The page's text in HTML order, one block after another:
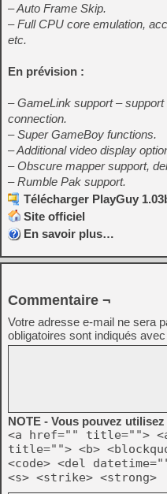
– Auto Frame Skip.
– Full CPU core emulation,
etc.
En prévision :
– GameLink support –
connection.
– Super GameBoy functions.
– Additional video display
– Obscure mapper support,
– Rumble Pak support.
Télécharger PlayGuy
Site officiel
En savoir plus…
Commentaire ¬
Votre adresse e-mail ne sera
obligatoires sont indiqués avec
NOTE - Vous pouvez
<a href="" title="">
title=""> <b>
<code> <del
<s> <strike> <strong>